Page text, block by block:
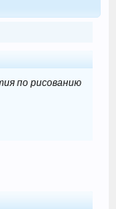
по рисованию